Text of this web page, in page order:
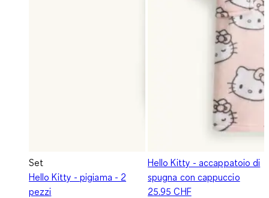
Set
Hello Kitty - pigiama - 2
pezzi
Hello Kitty - accappatoio di
spugna con cappuccio
25.95 CHF